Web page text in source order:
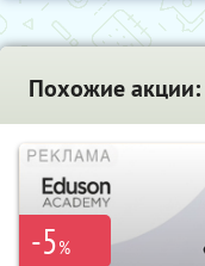
Похожие акции:
-5%